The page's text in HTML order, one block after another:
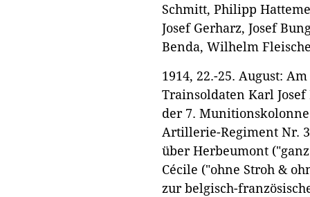
Schmitt, Philipp
Josef Gerharz, Josef
Benda, Wilhelm
1914, 22.-25. August:
Trainsoldaten Karl
der 7.
Artillerie-Regiment Nr.
über Herbeumont
Cécile ("ohne Stroh &
zur belgisch-